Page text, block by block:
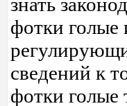
знать
фотки голые
сведений к
фотки голые